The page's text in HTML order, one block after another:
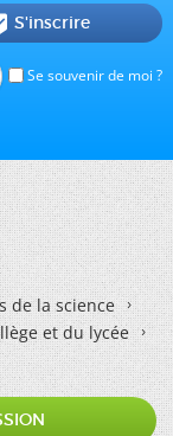
Se souvenir de moi ?
S'inscrire
de la science
et du lycée